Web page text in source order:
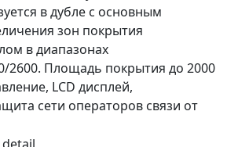
в дубле с основным
зон покрытия
в диапазонах
2600. Площадь покрытия до 2000
LCD дисплей,
сети операторов связи от